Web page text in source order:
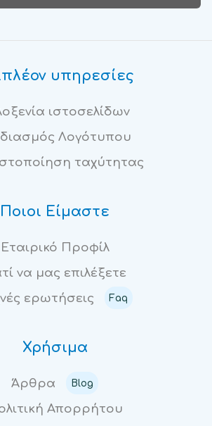
υπηρεσίες
ιστοσελίδων
Λογότυπου
ταχύτητας
Ποιοι Είμαστε
Εταιρικό Προφίλ
να μας επιλέξετε
ερωτήσεις
Faq
Χρήσιμα
Άρθρα Blog
Απορρήτου